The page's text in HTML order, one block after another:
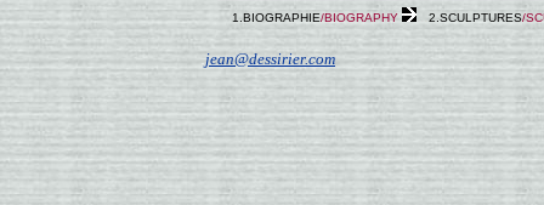
1.BIOGRAPHIE/BIOGRAPHY 2.SCULPTURES/
jean@dessirier.com